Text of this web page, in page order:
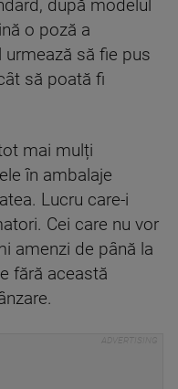
după modelul
o poză a
să fie pus
să poată fi
mai mulți
în ambalaje
Lucru care-i
Cei care nu vor
amenzi de până la
fără această